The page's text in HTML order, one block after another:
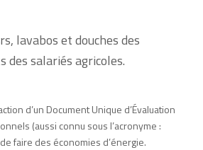
lavabos et douches des
des salariés agricoles.
d’un Document Unique d’Évaluation
(aussi connu sous l’acronyme :
faire des économies d’énergie.